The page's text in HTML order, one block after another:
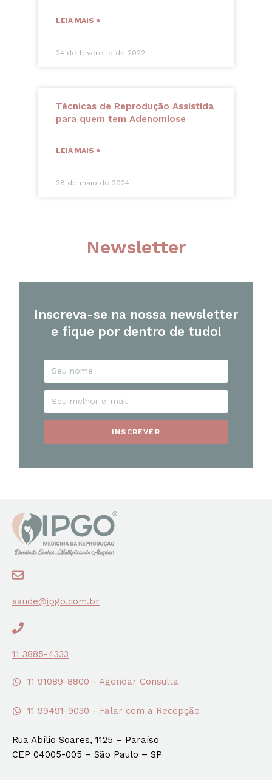
LEIA MAIS »
24 de fevereiro de 2022
Técnicas de Reprodução Assistida
para quem tem Adenomiose
LEIA MAIS »
28 de maio de 2024
Newsletter
Inscreva-se na nossa newsletter
e fique por dentro de tudo!
INSCREVER
saude@ipgo.com.br
11 3885-4333
11 91089-8800 - Agendar Consulta
11 99491-9030 - Falar com a Recepção
Rua Abílio Soares, 1125 – Paraíso
CEP 04005-005 – São Paulo – SP